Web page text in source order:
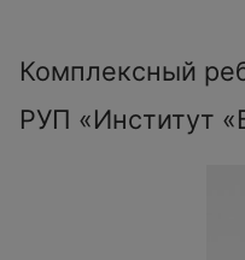
Комплексный
РУП «Институт